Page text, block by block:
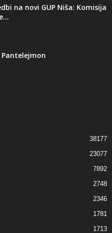
na novi GUP Niša: Komisija
Pantelejmon
38177
23077
7892
2748
2346
1781
1713